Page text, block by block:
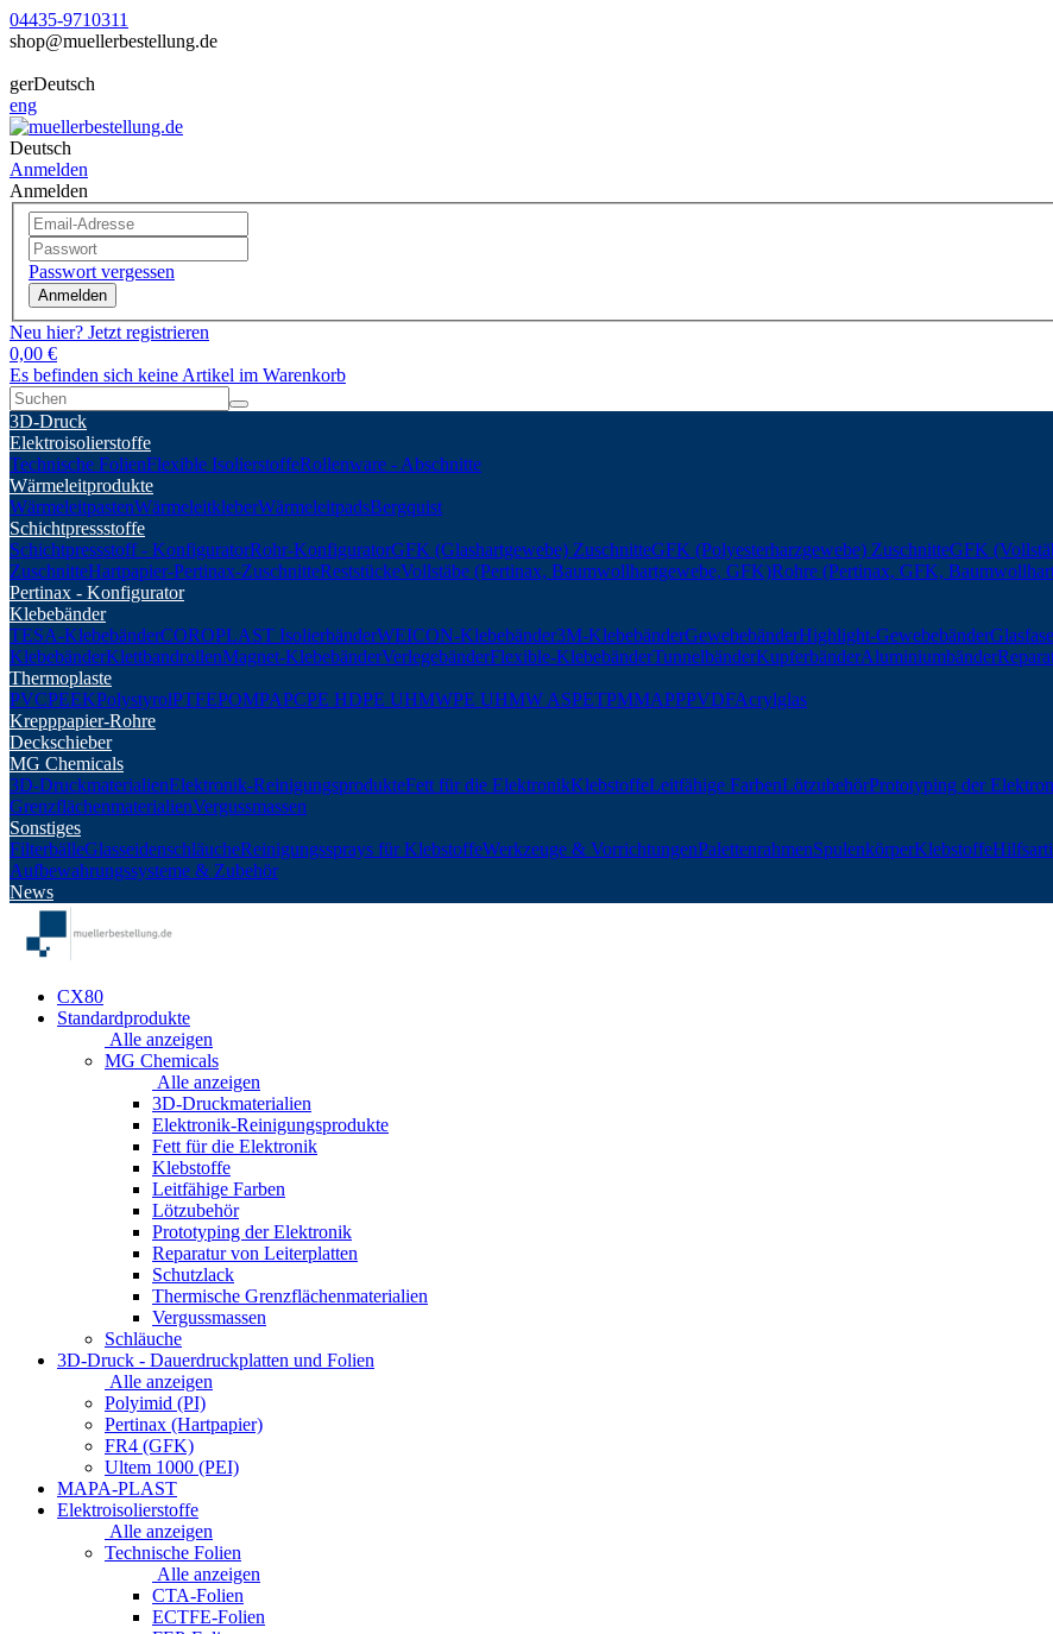
04435-9710311
shop@muellerbestellung.de
gerDeutsch
eng
Deutsch
Anmelden
Anmelden
Passwort vergessen
Anmelden
Neu hier? Jetzt registrieren
0,00 €
Es befinden sich keine Artikel im Warenkorb
3D-Druck
Elektroisolierstoffe
Technische FolienFlexible IsolierstoffeRollenware - Abschnitte
Wärmeleitprodukte
WärmeleitpastenWärmeleitkleberWärmeleitpadsBergquist
Schichtpressstoffe
Schichtpressstoff - KonfiguratorRohr-KonfiguratorGFK (Glashartgewebe) ZuschnitteGFK (Polyesterharzgewebe) ZuschnitteGFK
ZuschnitteHartpapier-Pertinax-ZuschnitteReststückeVollstäbe (Pertinax, Baumwollhartgewebe, GFK)Rohre (Pertinax, GFK,
Pertinax - Konfigurator
Klebebänder
TESA-KlebebänderCOROPLAST IsolierbänderWEICON-Klebebänder3M-KlebebänderGewebebänderHighlight-Gewebebänder
KlebebänderKlettbandrollenMagnet-KlebebänderVerlegebänderFlexible-KlebebänderTunnelbänderKupferbänderAluminiumbänder
Thermoplaste
PVCPEEKPolystyrolPTFEPOMPAPCPE HDPE UHMWPE UHMW ASPETPMMAPPPVDFAcrylglas
Krepppapier-Rohre
Deckschieber
MG Chemicals
3D-DruckmaterialienElektronik-ReinigungsprodukteFett für die ElektronikKlebstoffeLeitfähige FarbenLötzubehörPrototyping der
GrenzflächenmaterialienVergussmassen
Sonstiges
FilterbälleGlasseidenschläucheReinigungssprays für KlebstoffeWerkzeuge & VorrichtungenPalettenrahmenSpulenkörperKlebstoffe
Aufbewahrungssysteme & Zubehör
News
CX80
Standardprodukte
Alle anzeigen
MG Chemicals
Alle anzeigen
3D-Druckmaterialien
Elektronik-Reinigungsprodukte
Fett für die Elektronik
Klebstoffe
Leitfähige Farben
Lötzubehör
Prototyping der Elektronik
Reparatur von Leiterplatten
Schutzlack
Thermische Grenzflächenmaterialien
Vergussmassen
Schläuche
3D-Druck - Dauerdruckplatten und Folien
Alle anzeigen
Polyimid (PI)
Pertinax (Hartpapier)
FR4 (GFK)
Ultem 1000 (PEI)
MAPA-PLAST
Elektroisolierstoffe
Alle anzeigen
Technische Folien
Alle anzeigen
CTA-Folien
ECTFE-Folien